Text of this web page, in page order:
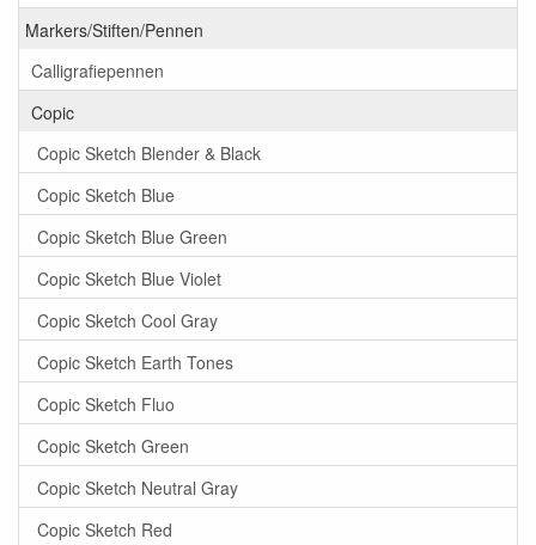
Markers/Stiften/Pennen
Calligrafiepennen
Copic
Copic Sketch Blender & Black
Copic Sketch Blue
Copic Sketch Blue Green
Copic Sketch Blue Violet
Copic Sketch Cool Gray
Copic Sketch Earth Tones
Copic Sketch Fluo
Copic Sketch Green
Copic Sketch Neutral Gray
Copic Sketch Red